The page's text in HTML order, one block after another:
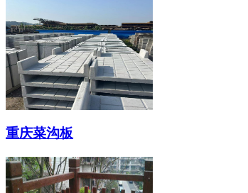
重庆菜沟板